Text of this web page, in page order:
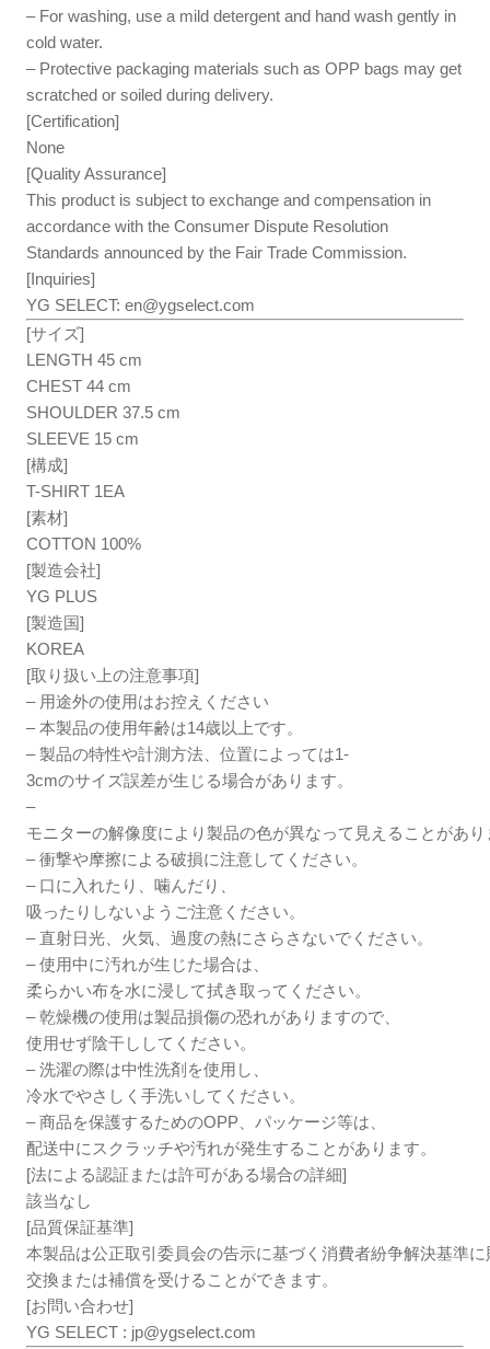
– For washing, use a mild detergent and hand wash gently in
cold water.
– Protective packaging materials such as OPP bags may get
scratched or soiled during delivery.
[Certification]
None
[Quality Assurance]
This product is subject to exchange and compensation in
accordance with the Consumer Dispute Resolution
Standards announced by the Fair Trade Commission.
[Inquiries]
YG SELECT:en@ygselect.com
[サイズ]
LENGTH 45 cm
CHEST 44 cm
SHOULDER 37.5 cm
SLEEVE 15 cm
[構成]
T-SHIRT 1EA
[素材]
COTTON 100%
[製造会社]
YG PLUS
[製造国]
KOREA
[取り扱い上の注意事項]
– 用途外の使用はお控えください
– 本製品の使用年齢は14歳以上です。
– 製品の特性や計測方法、位置によっては1-
3cmのサイズ誤差が生じる場合があります。
–
モニターの解像度により製品の色が異なって見えることがあ
– 衝撃や摩擦による破損に注意してください。
– 口に入れたり、噛んだり、
吸ったりしないようご注意ください。
– 直射日光、火気、過度の熱にさらさないでください。
– 使用中に汚れが生じた場合は、
柔らかい布を水に浸して拭き取ってください。
– 乾燥機の使用は製品損傷の恐れがありますので、
使用せず陰干ししてください。
– 洗濯の際は中性洗剤を使用し、
冷水でやさしく手洗いしてください。
– 商品を保護するためのOPP、パッケージ等は、
配送中にスクラッチや汚れが発生することがあります。
[法による認証または許可がある場合の詳細]
該当なし
[品質保証基準]
本製品は公正取引委員会の告示に基づく消費者紛争解決基準に
交換または補償を受けることができます。
[お問い合わせ]
YG SELECT : jp@ygselect.com